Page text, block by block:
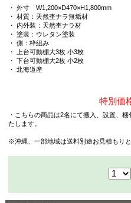
・ 外寸 W1,200×D470×H1,800mm
・ 材質：天然杢ナラ無垢材
・ 内外装：天然杢ナラ材
・ 塗装：ウレタン塗装
・ 側：枠組み
・ 上台可動棚大3枚 小3枚
・ 下台可動棚大2枚 小2枚
・ 北海道産
特別価
・こちらの商品は2名にて搬入、設置、
たします。
※沖縄、一部地域は送料別途お見積もりと